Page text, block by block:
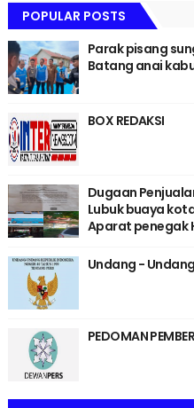
POPULAR POSTS
Parak pisang
Batang anai
BOX REDAKSI
Dugaan
Lubuk buaya
Aparat penegak
Undang -
PEDOMAN